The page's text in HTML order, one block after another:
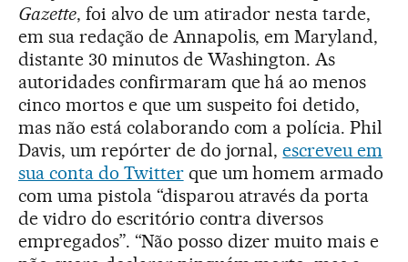
Gazette, foi alvo de um atirador nesta tarde,
em sua redação de Annapolis, em Maryland,
distante 30 minutos de Washington. As
autoridades confirmaram que há ao menos
cinco mortos e que um suspeito foi detido,
mas não está colaborando com a polícia. Phil
Davis, um repórter de do jornal,escreveu em
sua conta do Twitterque um homem armado
com uma pistola “disparou através da porta
de vidro do escritório contra diversos
empregados”. “Não posso dizer muito mais e